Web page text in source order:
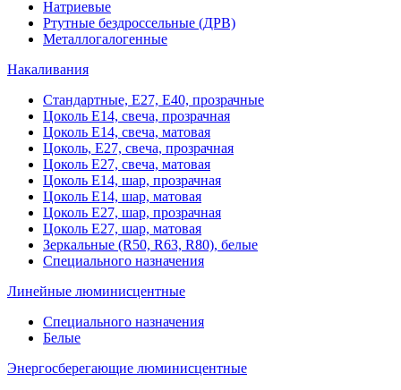
Натриевые
Ртутные бездроссельные (ДРВ)
Металлогалогенные
Накаливания
Стандартные, Е27, Е40, прозрачные
Цоколь Е14, свеча, прозрачная
Цоколь Е14, свеча, матовая
Цоколь, Е27, свеча, прозрачная
Цоколь Е27, свеча, матовая
Цоколь Е14, шар, прозрачная
Цоколь Е14, шар, матовая
Цоколь Е27, шар, прозрачная
Цоколь Е27, шар, матовая
Зеркальные (R50, R63, R80), белые
Специального назначения
Линейные люминисцентные
Специального назначения
Белые
Энергосберегающие люминисцентные